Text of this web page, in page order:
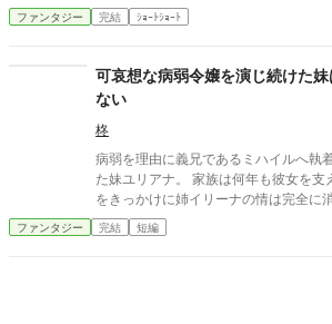
である。
ファンタジー 完結 ｼｮｰﾄｼｮｰﾄ
可哀想な病弱令嬢を演じ続けた
ない
柊
病弱を理由に義兄であるミハイルへ執
た妹ユリアナ。 家族は何年も彼女を支
をきっかけに姉イリーナの情は完全
※複数のサイトに投稿しています。
ファンタジー 完結 短編